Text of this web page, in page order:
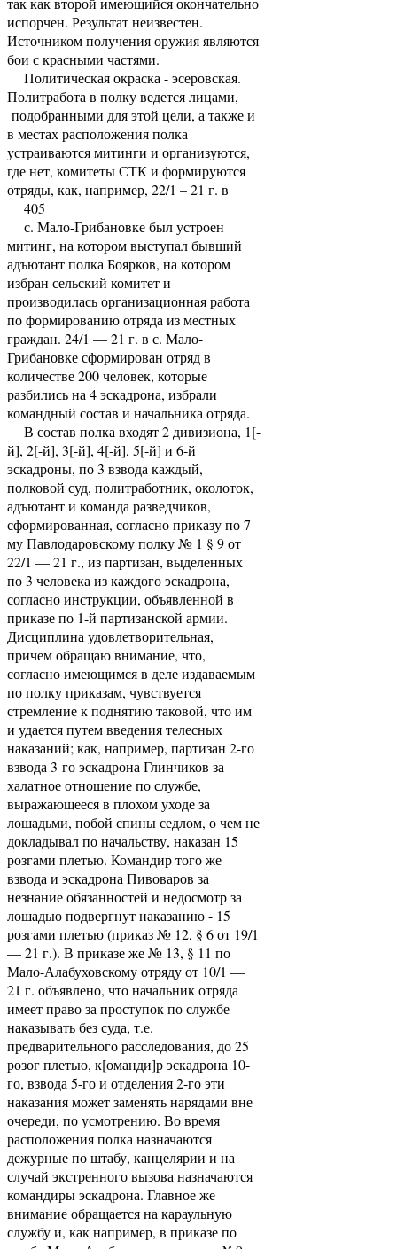
испорчен. Результат неизвестен.
Источником получения оружия являются
бои с красными частями.
Политическая окраска - эсеровская.
Политработа в полку ведется лицами,
подобранными для этой цели, а также и
в местах расположения полка
устраиваются митинги и организуются,
где нет, комитеты СТК и формируются
отряды, как, например, 22/1 – 21 г. в
405
с. Мало-Грибановке был устроен
митинг, на котором выступал бывший
адъютант полка Боярков, на котором
избран сельский комитет и
производилась организационная работа
по формированию отряда из местных
граждан. 24/1 — 21 г. в с. Мало-
Грибановке сформирован отряд в
количестве 200 человек, которые
разбились на 4 эскадрона, избрали
командный состав и начальника отряда.
В состав полка входят 2 дивизиона, 1[-
й], 2[-й], 3[-й], 4[-й], 5[-й] и 6-й
эскадроны, по 3 взвода каждый,
полковой суд, политработник, околоток,
адъютант и команда разведчиков,
сформированная, согласно приказу по 7-
му Павлодаровскому полку № 1 § 9 от
22/1 — 21 г., из партизан, выделенных
по 3 человека из каждого эскадрона,
согласно инструкции, объявленной в
приказе по 1-й партизанской армии.
Дисциплина удовлетворительная,
причем обращаю внимание, что,
согласно имеющимся в деле издаваемым
по полку приказам, чувствуется
стремление к поднятию таковой, что им
и удается путем введения телесных
наказаний; как, например, партизан 2-го
взвода 3-го эскадрона Глинчиков за
халатное отношение по службе,
выражающееся в плохом уходе за
лошадьми, побой спины седлом, о чем не
докладывал по начальству, наказан 15
розгами плетью. Командир того же
взвода и эскадрона Пивоваров за
незнание обязанностей и недосмотр за
лошадью подвергнут наказанию - 15
розгами плетью (приказ № 12, § 6 от 19/1
— 21 г.). В приказе же № 13, § 11 по
Мало-Алабуховскому отряду от 10/1 —
21 г. объявлено, что начальник отряда
имеет право за проступок по службе
наказывать без суда, т.е.
предварительного расследования, до 25
розог плетью, к[оманди]р эскадрона 10-
го, взвода 5-го и отделения 2-го эти
наказания может заменять нарядами вне
очереди, по усмотрению. Во время
расположения полка назначаются
дежурные по штабу, канцелярии и на
случай экстренного вызова назначаются
командиры эскадрона. Главное же
внимание обращается на караульную
службу и, как например, в приказе по